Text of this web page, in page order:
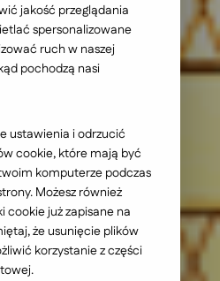
-
jakość przeglądania
spersonalizowane
ruch w naszej
pochodzą nasi
ustawienia i odrzucić
cookie, które mają być
komputerze podczas
Możesz również
cookie już zapisane na
że usunięcie plików
korzystanie z części